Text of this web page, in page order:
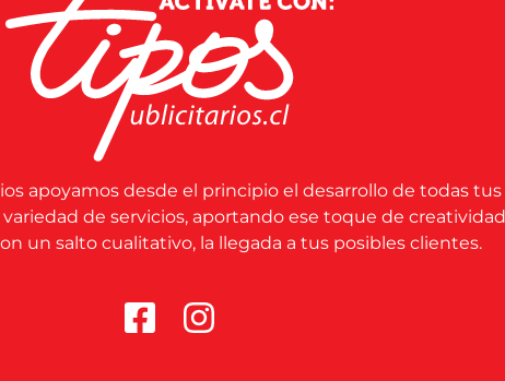
apoyamos desde el principio el desarrollo de todas tus
de servicios, aportando ese toque de creatividad
un salto cualitativo, la llegada a tus posibles clientes.